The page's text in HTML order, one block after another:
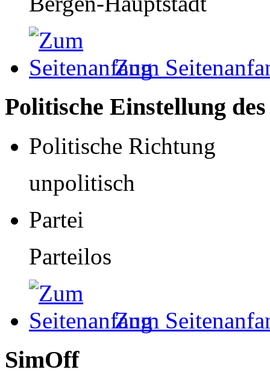
Zum
Politische Einstellung
Politische Richtung
unpolitisch
Partei
Parteilos
Zum
SimOff